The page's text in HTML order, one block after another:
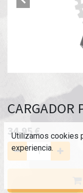
CARGADOR
34,95€
Utilizamos cookies
experiencia.